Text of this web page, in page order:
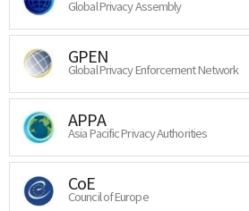
Global Privacy Assembly
GPEN
Global Privacy Enforcement Network
APPA
Asia Pacific Privacy Authorities
CoE
Council of Europe